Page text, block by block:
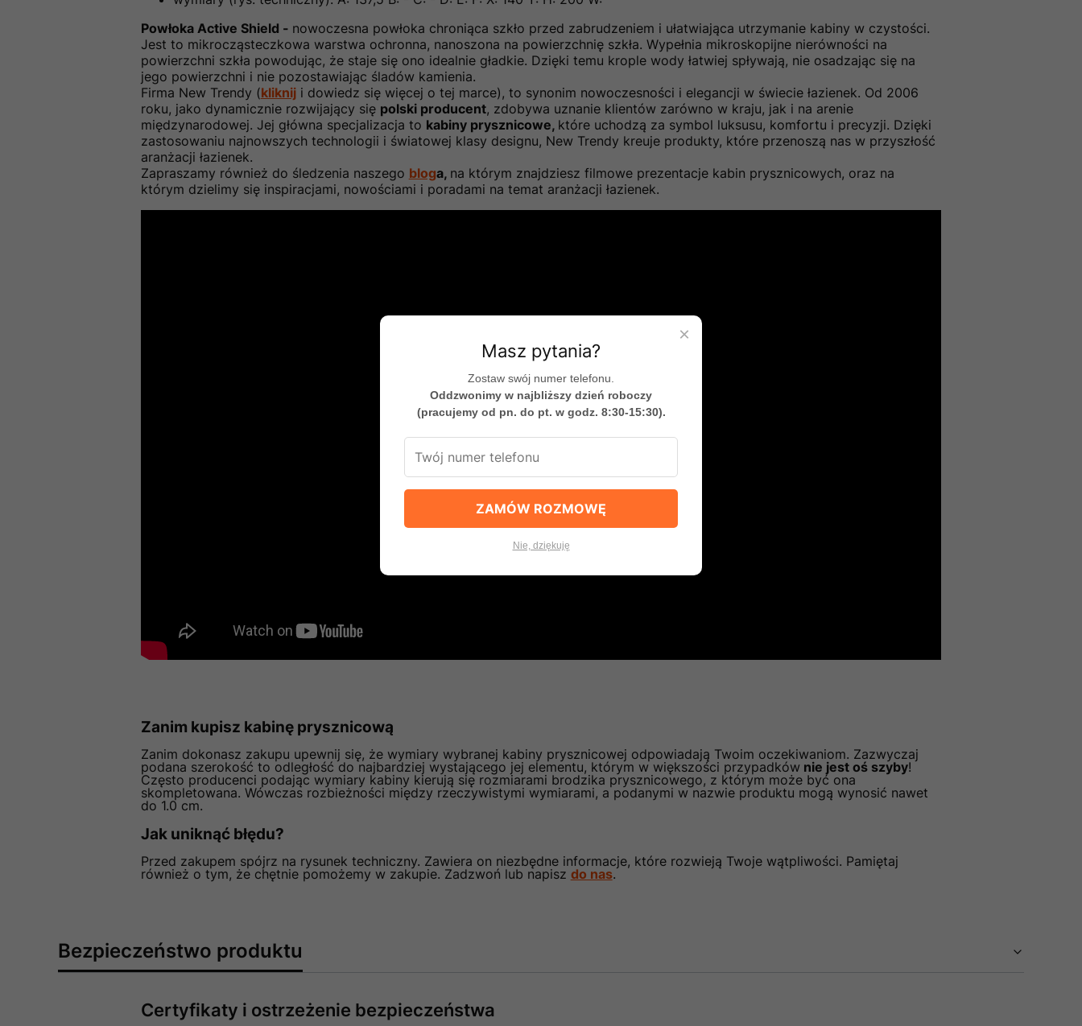
Powłoka Active Shield - nowoczesna powłoka chroniąca szkło przed zabrudzeniem i ułatwiająca utrzymanie kabiny w czystości.
Jest to mikrocząsteczkowa warstwa ochronna, nanoszona na powierzchnię szkła. Wypełnia mikroskopijne nierówności na
powierzchni szkła powodując, że staje się ono idealnie gładkie. Dzięki temu krople wody łatwiej spływają, nie osadzając się na
jego powierzchni i nie pozostawiając śladów kamienia.
Firma New Trendy (klikniji dowiedz się więcej o tej marce), to synonim nowoczesności i elegancji w świecie łazienek. Od 2006
roku, jako dynamicznie rozwijający się polski producent, zdobywa uznanie klientów zarówno w kraju, jak i na arenie
międzynarodowej. Jej główna specjalizacja to kabiny prysznicowe, które uchodzą za symbol luksusu, komfortu i precyzji. Dzięki
zastosowaniu najnowszych technologii i światowej klasy designu, New Trendy kreuje produkty, które przenoszą nas w przyszłość
aranżacji łazienek.
Zapraszamy również do śledzenia naszego bloga, na którym znajdziesz filmowe prezentacje kabin prysznicowych, oraz na
którym dzielimy się inspiracjami, nowościami i poradami na temat aranżacji łazienek.
Zanim kupisz kabinę prysznicową
Zanim dokonasz zakupu upewnij się, że wymiary wybranej kabiny prysznicowej odpowiadają Twoim oczekiwaniom. Zazwyczaj
podana szerokość to odległość do najbardziej wystającego jej elementu, którym w większości przypadkównie jest oś szyby!
Często producenci podając wymiary kabiny kierują się rozmiarami brodzika prysznicowego, z którym może być ona
skompletowana. Wówczas rozbieżności między rzeczywistymi wymiarami, a podanymi w nazwie produktu mogą wynosić nawet
do 1.0 cm.
Jak uniknąć błędu?
Przed zakupem spójrz na rysunek techniczny. Zawiera on niezbędne informacje, które rozwieją Twoje wątpliwości. Pamiętaj
również o tym, że chętnie pomożemy w zakupie. Zadzwoń lub napisz do nas.
Bezpieczeństwo produktu
Certyfikaty i ostrzeżenie bezpieczeństwa
×
Masz pytania?
Zostaw swój numer telefonu.
Oddzwonimy w najbliższy dzień roboczy
(pracujemy od pn. do pt. w godz. 8:30-15:30).
ZAMÓW ROZMOWĘ
Nie, dziękuję